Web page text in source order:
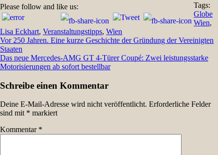
Please follow and like us:
Tags:
Globe
Wien,
Lisa Eckhart, Veranstaltungstipps, Wien
Beitragsnavigation
Vor 250 Jahren. Eine kurze Geschichte der Gründung der Vereinigten
Staaten
Das neue Mercedes-AMG GT 4-Türer Coupé: Zwei leistungsstarke
Motorisierungen ab sofort bestellbar
Schreibe einen Kommentar
Deine E-Mail-Adresse wird nicht veröffentlicht. Erforderliche Felder
sind mit * markiert
Kommentar *